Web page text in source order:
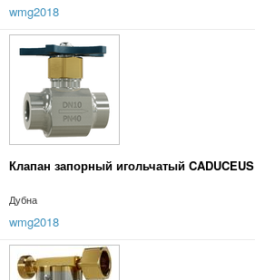
wmg2018
Клапан запорный игольчатый CADUCEUS
Дубна
wmg2018